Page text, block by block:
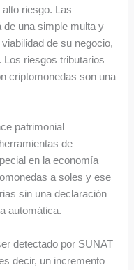
riesgo. Las
una simple multa y
de su negocio,
Los riesgos tributarios
criptomonedas son una
patrimonial
de
en la economía
a soles y ese
sin una declaración
automática.
detectado por SUNAT
decir, un incremento